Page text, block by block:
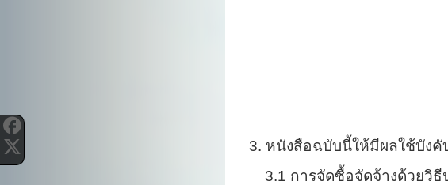
3. หนังสือฉบับนี้ให้มีผลใช้บังคั
3.1 การจัดซื้อจัดจ้างด้วยวิธีป